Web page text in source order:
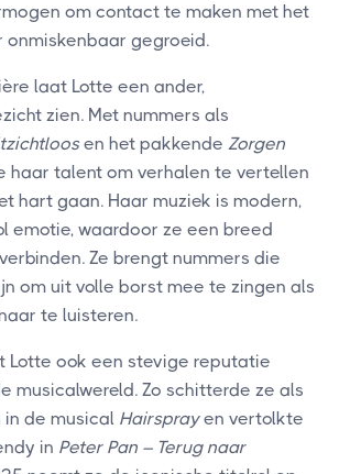
om contact te maken met het
onmiskenbaar gegroeid.
laat Lotte een ander,
zien. Met nummers als
en het pakkende Zorgen
haar talent om verhalen te vertellen
hart gaan. Haar muziek is modern,
emotie, waardoor ze een breed
Ze brengt nummers die
om uit volle borst mee te zingen als
te luisteren.
Lotte ook een stevige reputatie
musicalwereld. Zo schitterde ze als
in de musical Hairsprayen vertolkte
in Peter Pan – Terug naar